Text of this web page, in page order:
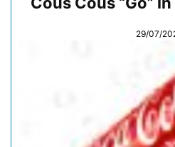
29/07/